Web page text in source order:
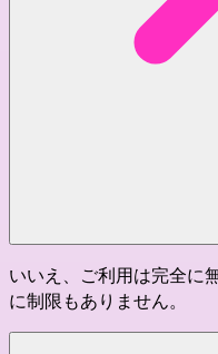
いいえ、ご利用は完全に
に制限もありません。